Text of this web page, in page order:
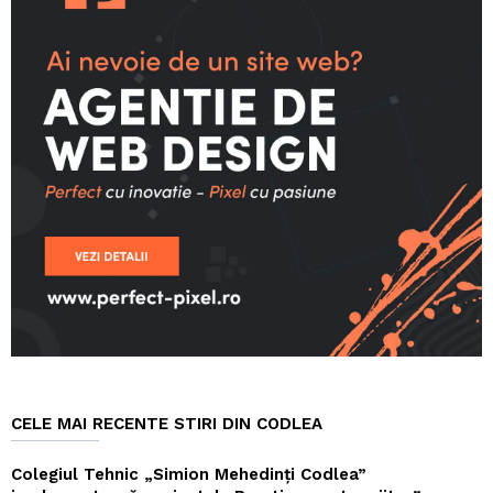
CELE MAI RECENTE STIRI DIN CODLEA
Colegiul Tehnic „Simion Mehedinți Codlea”